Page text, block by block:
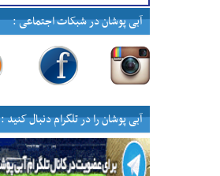
آبی پوشان در شبکات اجتماعی :
آبی پوشان را در تلگرام دنبال کنید :